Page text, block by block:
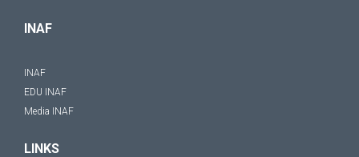
INAF
INAF
EDU INAF
Media INAF
LINKS